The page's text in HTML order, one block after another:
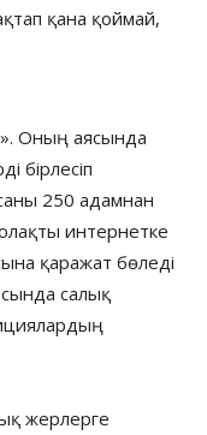
қана қоймай,
Оның аясында
бірлесіп
250 адамнан
интернетке
қаражат бөледі
салық
жерлерге